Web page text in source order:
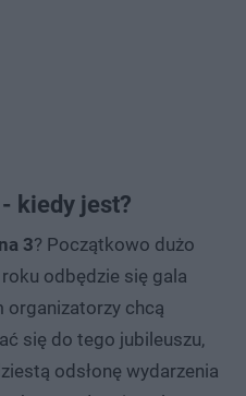
kiedy jest?
3? Początkowo dużo
odbędzie się gala
organizatorzy chcą
się do tego jubileuszu,
odsłonę wydarzenia